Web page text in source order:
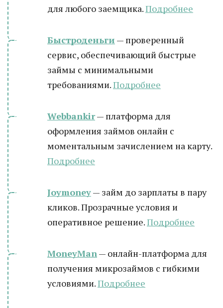
для любого заемщика.Подробнее
Быстроденьги — проверенный
сервис, обеспечивающий быстрые
займы с минимальными
требованиями.Подробнее
Webbankir— платформа для
оформления займов онлайн с
моментальным зачислением на карту.
Подробнее
Joymoney— займ до зарплаты в пару
кликов. Прозрачные условия и
оперативное решение.Подробнее
MoneyMan— онлайн-платформа для
получения микрозаймов с гибкими
условиями.Подробнее